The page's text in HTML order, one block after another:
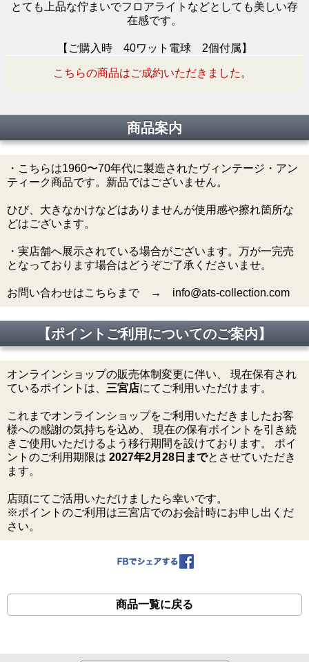
とても上品な佇まいでフロアライトなどとしても美しい存
在感です。
【ご購入時 40ワット電球 2個付属】
こちらの商品はご成約いただきました。
商品案内
・こちらは1960〜70年代に製造されたヴィンテージ・アン
ティーク商品です。新品ではございません。
ひび、大きなかけなどはありませんが使用感や擦れ箇所な
どはございます。
・実店舗へ展示されている場合がございます。万が一完売
となっております場合はどうぞご了承くださいませ。
お問い合わせはこちらまで → info@ats-collection.com
【ポイントご利用についてのご案内】
オンラインショップの販売体制変更に伴い、 現在保有され
ているポイントは、 三宮店にてご利用いただけます。
これまでオンラインショップをご利用いただきましたお客
様への感謝の気持ちを込め、 現在の保有ポイントを引き続
きご使用いただけるよう移行期間を設けております。 ポイ
ントのご利用期限は 2027年2月28日までとさせていただき
ます。
店頭にてご活用いただけましたら幸いです。
※ポイントのご利用は三宮店でのお会計時にお申し出くだ
さい。
商品一覧に戻る